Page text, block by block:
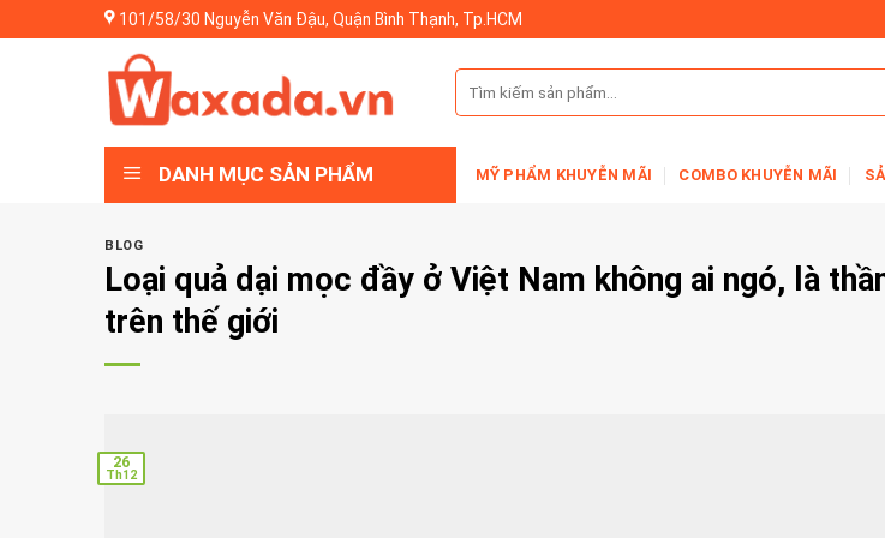
to
101/58/30 Nguyễn Văn Đậu, Quận Bình Thạnh, Tp.HCM
Tìm
kiếm:
DANH MỤC SẢN PHẨM MỸ PHẨM KHUYỄN MÃI COMBO KHUYỄN MÃI
BLOG
Loại quả dại mọc đầy ở Việt Nam không ai ngó, là
trên thế giới
26
Th12